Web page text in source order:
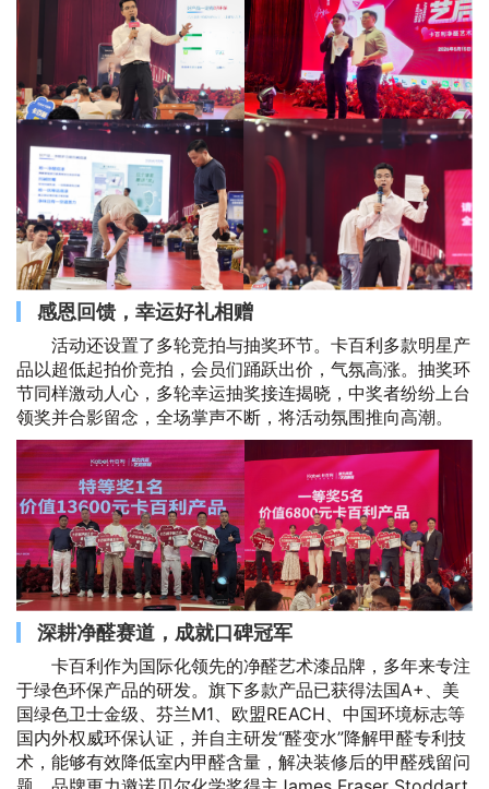
感恩回馈，幸运好礼相赠
活动还设置了多轮竞拍与抽奖环节。卡百利多款明星产
品以超低起拍价竞拍，会员们踊跃出价，气氛高涨。抽奖环
节同样激动人心，多轮幸运抽奖接连揭晓，中奖者纷纷上台
领奖并合影留念，全场掌声不断，将活动氛围推向高潮。
深耕净醛赛道，成就口碑冠军
卡百利作为国际化领先的净醛艺术漆品牌，多年来专注
于绿色环保产品的研发。旗下多款产品已获得法国A+、美
国绿色卫士金级、芬兰M1、欧盟REACH、中国环境标志等
国内外权威环保认证，并自主研发“醛变水”降解甲醛专利技
术，能够有效降低室内甲醛含量，解决装修后的甲醛残留问